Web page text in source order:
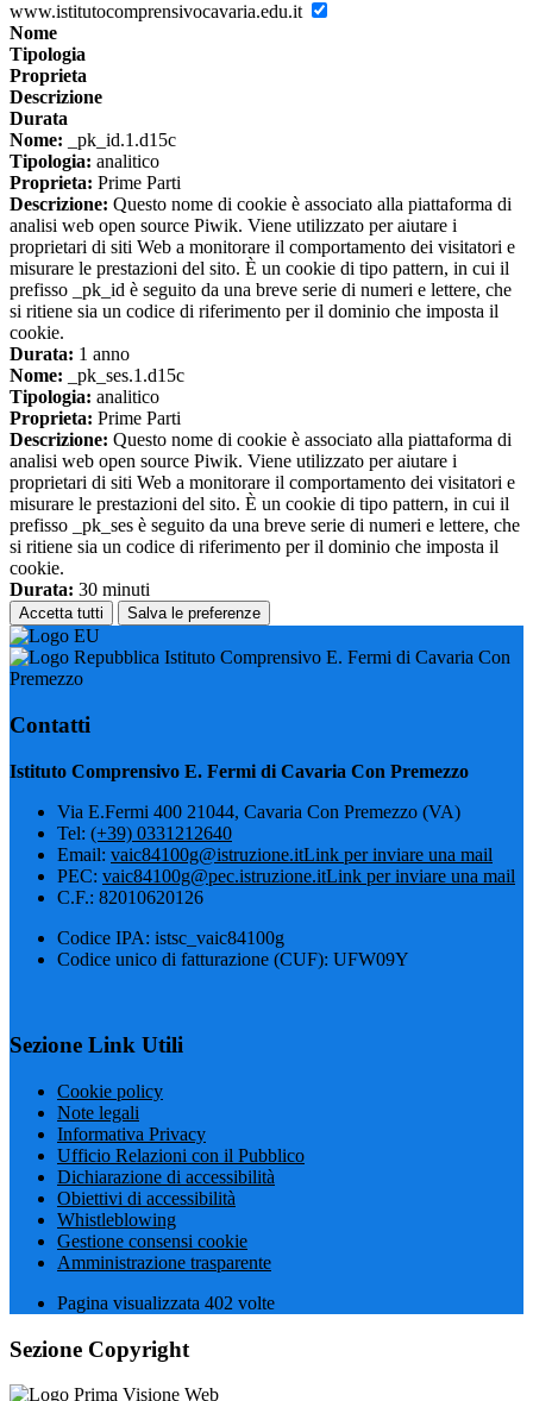
www.istitutocomprensivocavaria.edu.it
Nome
Tipologia
Proprieta
Descrizione
Durata
Nome: _pk_id.1.d15c
Tipologia: analitico
Proprieta: Prime Parti
Descrizione: Questo nome di cookie è associato alla piattaforma di
analisi web open source Piwik. Viene utilizzato per aiutare i
proprietari di siti Web a monitorare il comportamento dei visitatori e
misurare le prestazioni del sito. È un cookie di tipo pattern, in cui il
prefisso _pk_id è seguito da una breve serie di numeri e lettere, che
si ritiene sia un codice di riferimento per il dominio che imposta il
cookie.
Durata: 1 anno
Nome: _pk_ses.1.d15c
Tipologia: analitico
Proprieta: Prime Parti
Descrizione: Questo nome di cookie è associato alla piattaforma di
analisi web open source Piwik. Viene utilizzato per aiutare i
proprietari di siti Web a monitorare il comportamento dei visitatori e
misurare le prestazioni del sito. È un cookie di tipo pattern, in cui il
prefisso _pk_ses è seguito da una breve serie di numeri e lettere, che
si ritiene sia un codice di riferimento per il dominio che imposta il
cookie.
Durata: 30 minuti
Accetta tutti Salva le preferenze
Istituto Comprensivo E. Fermi di Cavaria Con
Premezzo
Contatti
Istituto Comprensivo E. Fermi di Cavaria Con Premezzo
Via E.Fermi 400 21044, Cavaria Con Premezzo (VA)
Tel: (+39) 0331212640
Email: vaic84100g@istruzione.itLink per inviare una mail
PEC: vaic84100g@pec.istruzione.itLink per inviare una mail
C.F.: 82010620126
Codice IPA: istsc_vaic84100g
Codice unico di fatturazione (CUF): UFW09Y
Sezione Link Utili
Cookie policy
Note legali
Informativa Privacy
Ufficio Relazioni con il Pubblico
Dichiarazione di accessibilità
Obiettivi di accessibilità
Whistleblowing
Gestione consensi cookie
Amministrazione trasparente
Pagina visualizzata 402 volte
Sezione Copyright